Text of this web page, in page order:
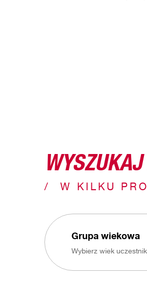
W KILKU
Grupa wiekowa
Wybierz wiek